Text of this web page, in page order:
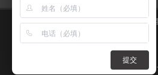
关于艺虎
上海总公司
北京分公司
© 2008 - '25
提交